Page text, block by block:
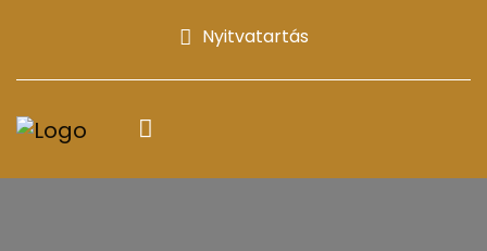
Nyitvatartás